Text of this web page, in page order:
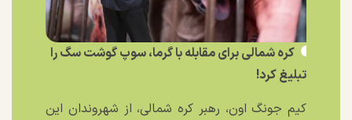
کره شمالی برای مقابله با گرما، سوپ گوشت سگ را
تبلیغ کرد!
کیم جونگ اون، رهبر کره شمالی، از شهروندان این